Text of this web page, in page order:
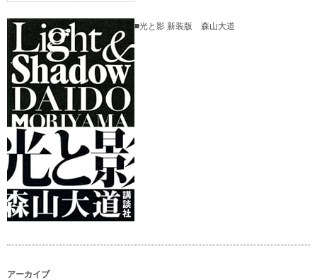
■光と影 新装版 森山大道
アーカイブ